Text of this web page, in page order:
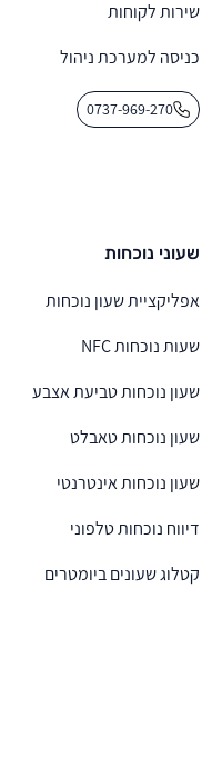
שירות לקוחות
כניסה למערכת ניהול
0737-969-270
שעוני נוכחות
אפליקציית שעון נוכחות
שעות נוכחות NFC
שעון נוכחות טביעת אצבע
שעון נוכחות טאבלט
שעון נוכחות אינטרנטי
דיווח נוכחות טלפוני
קטלוג שעונים ביומטרים